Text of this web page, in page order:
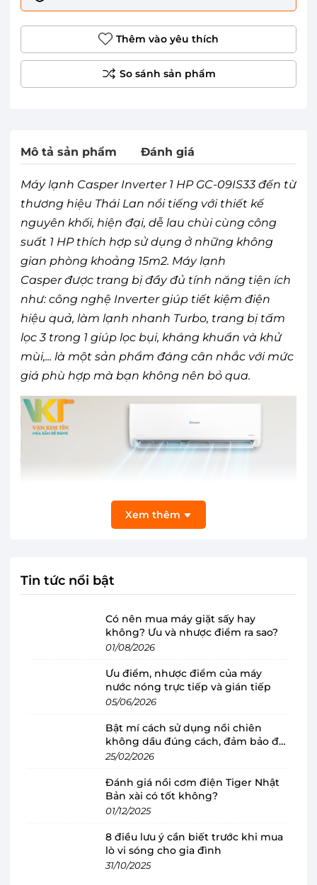
Thêm vào yêu thích
Mô tả sản phẩm Đánh giá
Máy lạnh Casper Inverter 1 HP GC-09IS33 đến từ
thương hiệu Thái Lan nổi tiếng với thiết kế
nguyên khối, hiện đại, dễ lau chùi cùng công
suất 1 HP thích hợp sử dụng ở những không
gian phòng khoảng 15m2. Máy lạnh
Casper được trang bị đầy đủ tính năng tiện ích
như: công nghệ Inverter giúp tiết kiệm điện
hiệu quả, làm lạnh nhanh Turbo, trang bị tấm
lọc 3 trong 1 giúp lọc bụi, kháng khuẩn và khử
mùi,... là một sản phẩm đáng cân nhắc với mức
giá phù hợp mà bạn không nên bỏ qua.
Máy lạnh Casper Inverter 1 HP GC-09IS33
Máy lạnh Caspersở hữu thiết kế nguyên khối
với gam màu trắng chủ đạo, các đường nét khá
mang lại cảm giác hiện đại, trang nhã cho không
gian phòng. Hơn nữa, cấu trúc nguyên khối còn
giúp giảm tối đa tiếng ồn và tăng tối đa lưu
lượng gió thổi ra.
Xem thêm
Tin tức nổi bật
Có nên mua máy giặt sấy hay
không? Ưu và nhược điểm ra sao?
01/08/2026
Ưu điểm, nhược điểm của máy
nước nóng trực tiếp và gián tiếp
05/06/2026
Bật mí cách sử dụng nồi chiên
không dầu đúng cách, đảm bảo độ
bền
25/02/2026
Đánh giá nồi cơm điện Tiger Nhật
Bản xài có tốt không?
01/12/2025
8 điều lưu ý cần biết trước khi mua
lò vi sóng cho gia đình
31/10/2025